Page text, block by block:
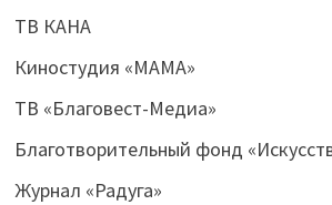
ТВ КАНА
Киностудия «МАМА»
ТВ «Благовест-Медиа»
Благотворительный фонд
Журнал «Радуга»